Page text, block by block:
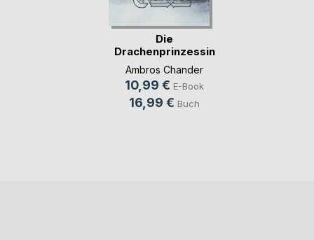
Die
Drachenprinzessin
Band 3
Ambros Chander
10,99 € E-Book
16,99 € Buch